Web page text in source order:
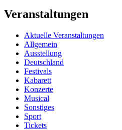
Veranstaltungen
Aktuelle Veranstaltungen
Allgemein
Ausstellung
Deutschland
Festivals
Kabarett
Konzerte
Musical
Sonstiges
Sport
Tickets